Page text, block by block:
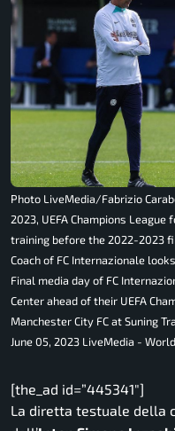
Photo LiveMedia/Fabrizio
2023, UEFA Champions
training before the 2022-2023
Coach of FC Internazionale
Final media day of FC
Center ahead of their UEFA
Manchester City FC at Suning
June 05, 2023 LiveMedia -
[the_ad id=”445341″]
La diretta testuale della